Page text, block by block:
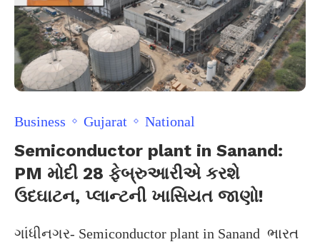
Business Gujarat National
Semiconductor plant in Sanand:
PM મોદી 28 ફેબ્રુઆરીએ કરશે
ઉદઘાટન, પ્લાન્ટની ખાસિયત જાણો!
ગાંધીનગર- Semiconductor plant in Sanand ભારત